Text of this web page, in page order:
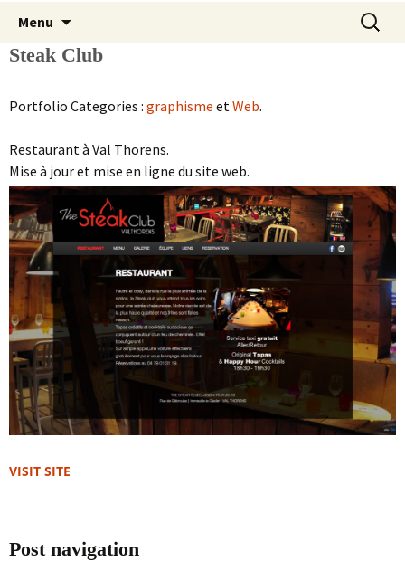
Menu
contenu
Steak Club
Portfolio Categories : graphisme etWeb.
Restaurant à Val Thorens.
Mise à jour et mise en ligne du site web.
VISIT SITE
Post navigation